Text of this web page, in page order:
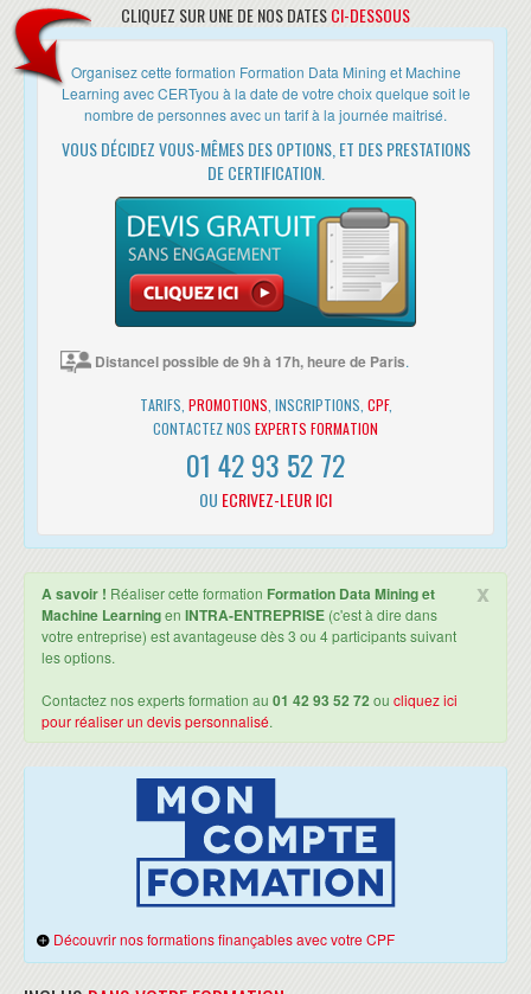
Bagging de dendrogrammes (bootstrop aggregating)
Positionnement multidimensionnel
SVM (Support Vector Machines)
MACHINE LEARNING
Régression logistique binaire
One-R (technique de règle unique de regroupement)
Regroupement ID-3
Liste de décision
Regroupement par régression d’arbres (CRT)
Arbres aléatoires (CRT bootstrap)
K plus proches voisins (K-NN)
Détections automatiques d’interactions par le chi-2 (CHAID)
Réseaux de neurones
Détection automatique de langues
Noms/Prénoms et détection automatique de genres
Matrice d’adjacence de mots dans un corpus
Exploration dynamique d’un graphe connexe de mots
Analyse de sentiments
BIG DATA
Gestion de gros volumes de données
s'adapter à leurs contraintes.
DEROULEMENT
• Les horaires de fin de journée sont adaptés en fonction des
horaires des trains ou des avions des différents participants.
• Une attestation de suivi de formation vous sera remise en fin de
formation.
• Cette formation est organisée pour un maximum de 14 participants.
CLIQUEZ SUR UNE DE NOS DATESCI-DESSOUS
Organisez cette formation Formation Data Mining et Machine
Learning avec CERTyou à la date de votre choix quelque soit le
nombre de personnes avec un tarif à la journée maitrisé.
VOUS DÉCIDEZ VOUS-MÊMES DES OPTIONS, ET DES PRESTATIONS
DE CERTIFICATION.
Distancel possible de 9h à 17h, heure de Paris.
TARIFS, PROMOTIONS , INSCRIPTIONS, CPF,
CONTACTEZ NOS EXPERTS FORMATION
01 42 93 52 72
OU ECRIVEZ-LEUR ICI
x
A savoir ! Réaliser cette formation Formation Data Mining et
Machine Learningen INTRA-ENTREPRISE (c'est à dire dans
votre entreprise) est avantageuse dès 3 ou 4 participants suivant
les options.
Contactez nos experts formation au 01 42 93 52 72 ou cliquez ici
pour réaliser un devis personnalisé.
Découvrir nos formations finançables avec votre CPF